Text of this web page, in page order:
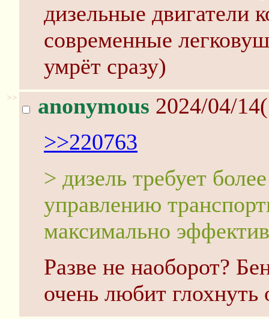
дизельные двигатели
современные
умрёт сразу)
>> anonymous 2024/04/
>>220763
> дизель требует
управлению
максимально
Разве не наоборот?
очень любит